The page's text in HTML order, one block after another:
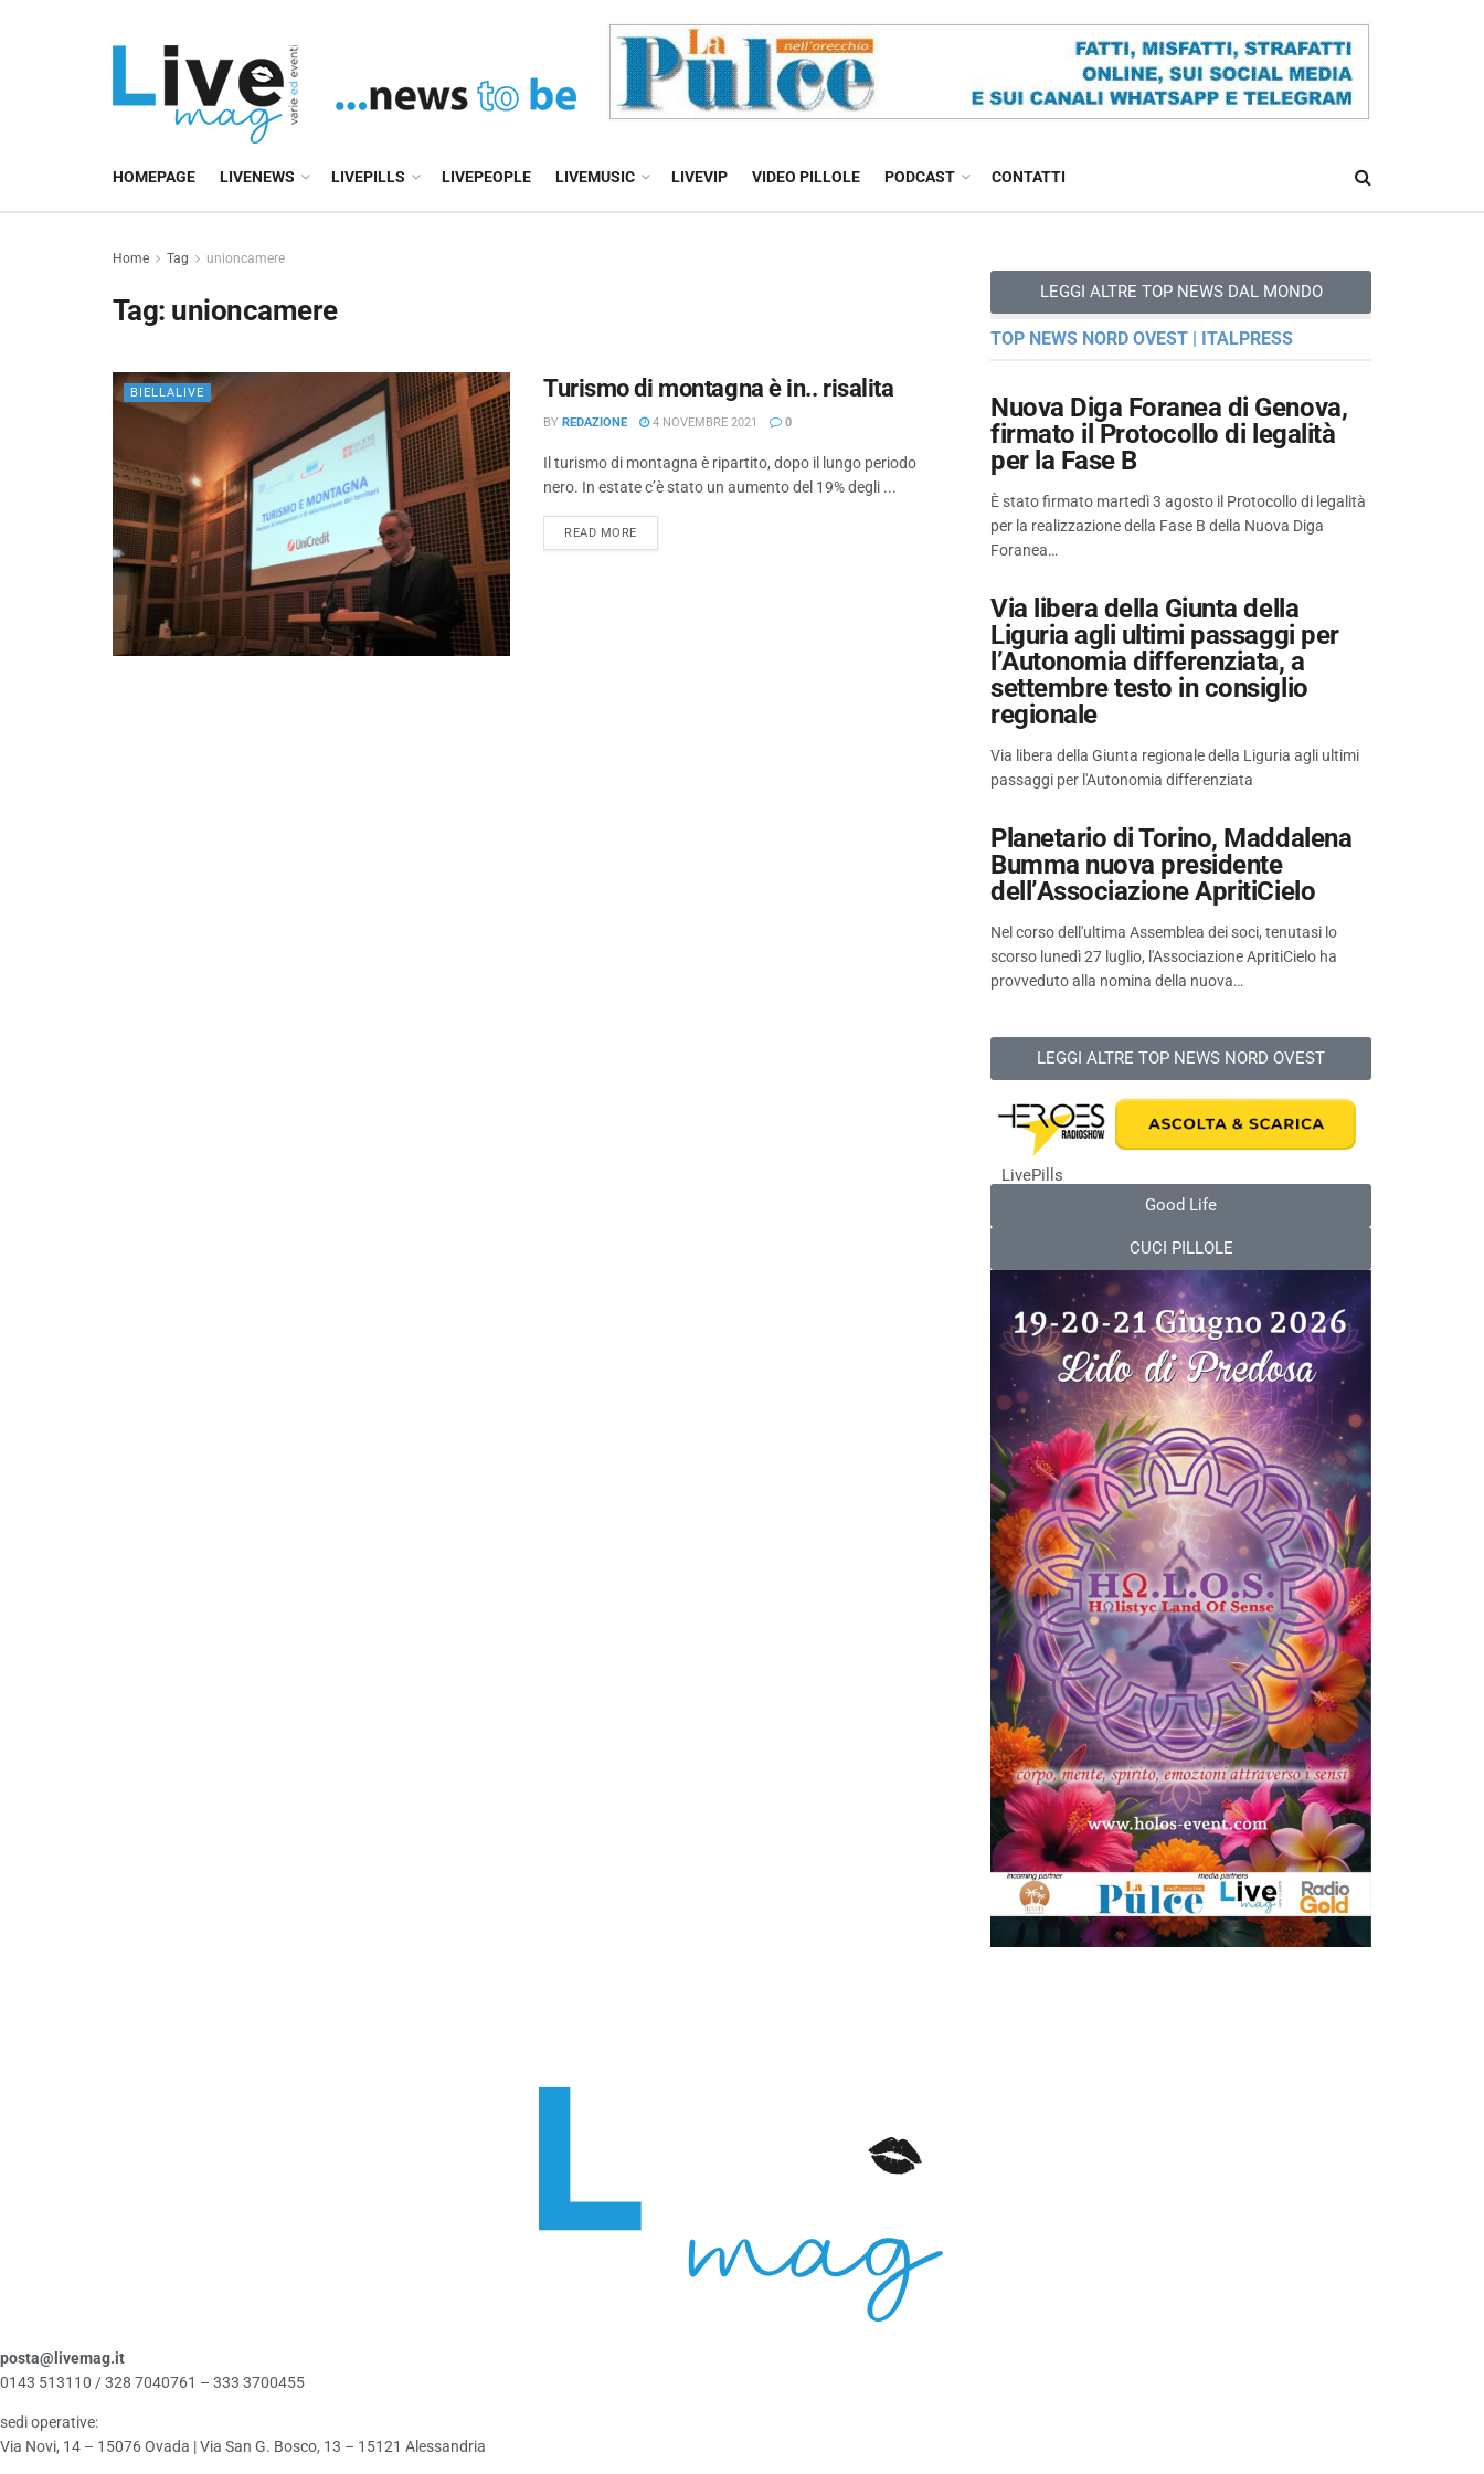
HOMEPAGE LIVENEWS LIVEPILLS LIVEPEOPLE LIVEMUSIC LIVEVIP VIDEO PILLOLE PODCAST CONTATTI
Home Tag unioncamere
Tag: unioncamere
BIELLALIVE Turismo di montagna è in.. risalita
BY REDAZIONE 4 NOVEMBRE 2021 0
Il turismo di montagna è ripartito, dopo il lungo periodo
nero. In estate c’è stato un aumento del 19% degli ...
READ MORE
LEGGI ALTRE TOP NEWS DAL MONDO
TOP NEWS NORD OVEST | ITALPRESS
Nuova Diga Foranea di Genova,
firmato il Protocollo di legalità
per la Fase B
È stato firmato martedì 3 agosto il Protocollo di legalità
per la realizzazione della Fase B della Nuova Diga
Foranea…
Via libera della Giunta della
Liguria agli ultimi passaggi per
l’Autonomia differenziata, a
settembre testo in consiglio
regionale
Via libera della Giunta regionale della Liguria agli ultimi
passaggi per l'Autonomia differenziata
Planetario di Torino, Maddalena
Bumma nuova presidente
dell’Associazione ApritiCielo
Nel corso dell'ultima Assemblea dei soci, tenutasi lo
scorso lunedì 27 luglio, l'Associazione ApritiCielo ha
provveduto alla nomina della nuova…
LEGGI ALTRE TOP NEWS NORD OVEST
LivePills
Good Life
CUCI PILLOLE
posta@livemag.it
0143 513110 / 328 7040761 – 333 3700455
sedi operative:
Via Novi, 14 – 15076 Ovada | Via San G. Bosco, 13 – 15121 Alessandria